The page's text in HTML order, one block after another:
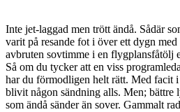
Inte jet-laggad men trött ändå. Sådär
varit på resande fot i över ett dygn
avbruten sovtimme i en flygplansfåtölj
Så om du tycker att en viss
har du förmodligen helt rätt. Med facit
blivit någon sändning alls. Men; bättre
som ändå sänder än sover. Gammalt